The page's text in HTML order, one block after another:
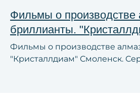
Фильмы о производстве
бриллианты.
Фильмы о производстве
"Кристаллдиам" Смоленск.